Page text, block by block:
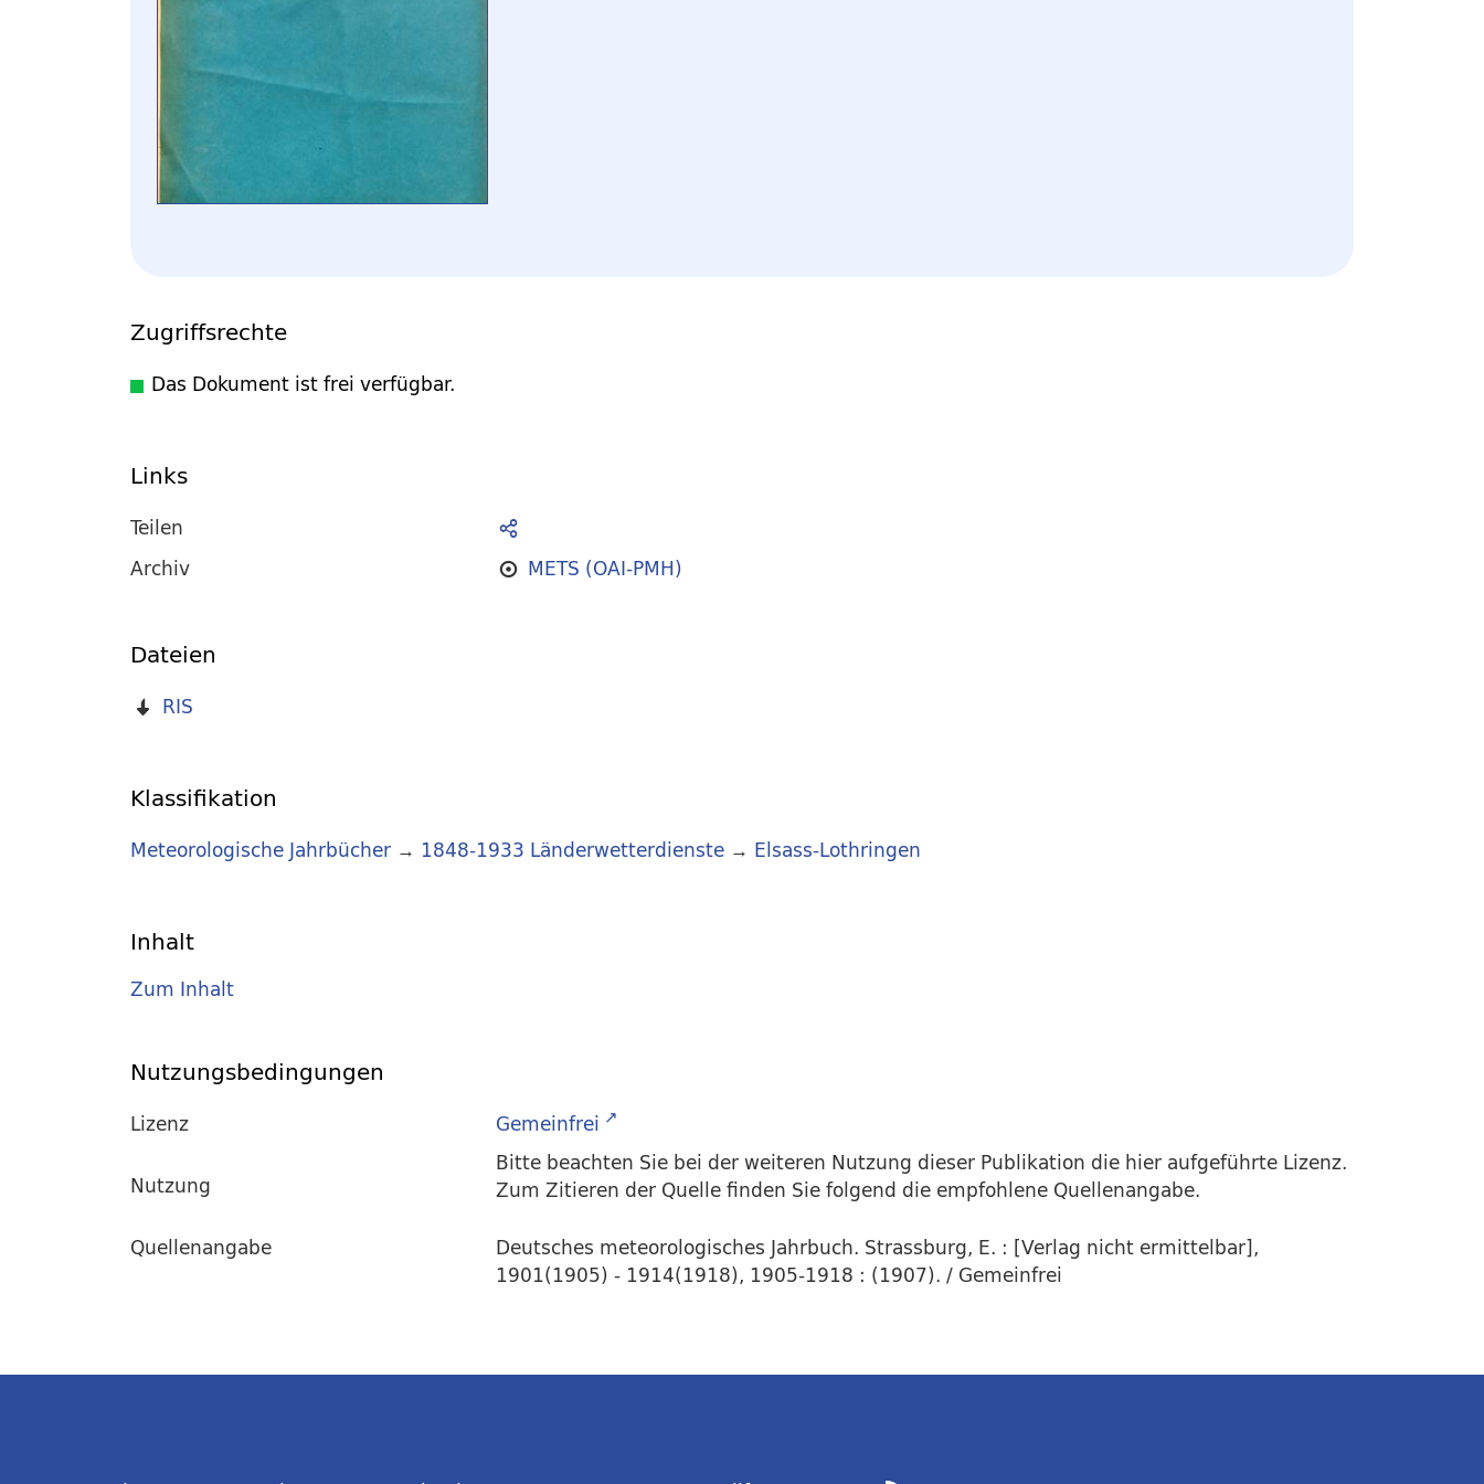
Zugriffsrechte
Das Dokument ist frei verfügbar.
Links
Teilen
Archiv
METS (OAI-PMH)
Dateien
RIS
Klassifikation
Meteorologische Jahrbücher → 1848-1933 Länderwetterdienste → Elsass-Lothringen
Inhalt
Zum Inhalt
Nutzungsbedingungen
Lizenz
Gemeinfrei
Nutzung
Bitte beachten Sie bei der weiteren Nutzung dieser Publikation die hier aufgeführte Lizenz.
Zum Zitieren der Quelle finden Sie folgend die empfohlene Quellenangabe.
Quellenangabe
Deutsches meteorologisches Jahrbuch. Strassburg, E. : [Verlag nicht ermittelbar],
1901(1905) - 1914(1918), 1905-1918 : (1907). / Gemeinfrei